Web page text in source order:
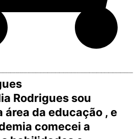
Rodrigues sou
da educação , e
comecei a